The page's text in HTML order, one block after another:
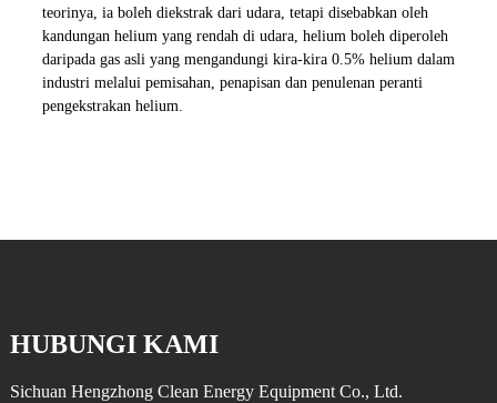
teorinya, ia boleh diekstrak dari udara, tetapi disebabkan oleh
kandungan helium yang rendah di udara, helium boleh diperoleh
daripada gas asli yang mengandungi kira-kira 0.5% helium dalam
industri melalui pemisahan, penapisan dan penulenan peranti
pengekstrakan helium.
HUBUNGI KAMI
Sichuan Hengzhong Clean Energy Equipment Co., Ltd.